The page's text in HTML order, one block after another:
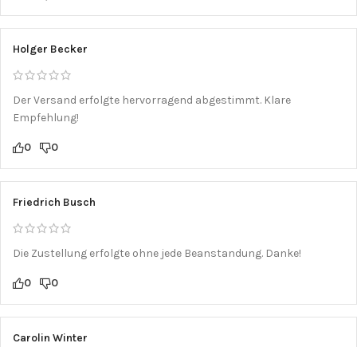
Holger Becker
Der Versand erfolgte hervorragend abgestimmt. Klare
Empfehlung!
0 0
Friedrich Busch
Die Zustellung erfolgte ohne jede Beanstandung. Danke!
0 0
Carolin Winter